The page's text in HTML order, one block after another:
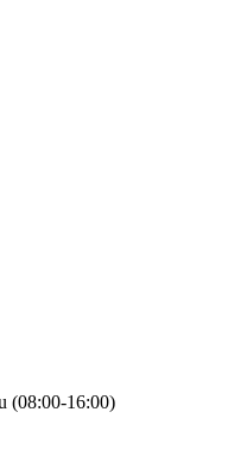
(08:00-16:00)